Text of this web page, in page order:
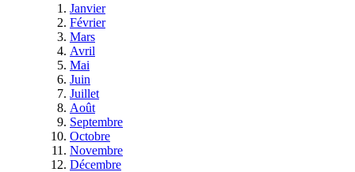
Janvier
Février
Mars
Avril
Mai
Juin
Juillet
Août
Septembre
Octobre
Novembre
Décembre